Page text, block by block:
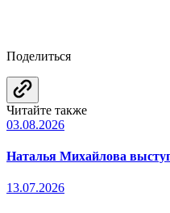
Поделиться
Читайте также
03.08.2026
Наталья Михайлова
13.07.2026